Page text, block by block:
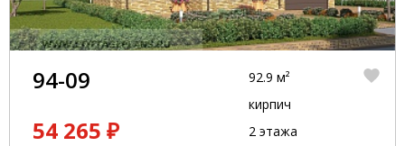
94-09
54 265 ₽
92.9 м²
кирпич
2 этажа